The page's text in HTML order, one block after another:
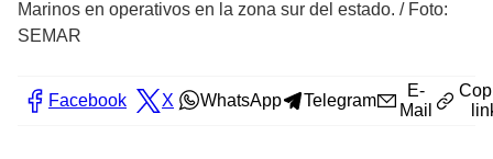
Marinos en operativos en la zona sur del estado. / Foto:
SEMAR
Facebook X WhatsApp Telegram
E-
Mail